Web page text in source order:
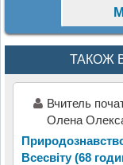
ТАКОЖ
Вчитель
Олена
Всесвіту (68